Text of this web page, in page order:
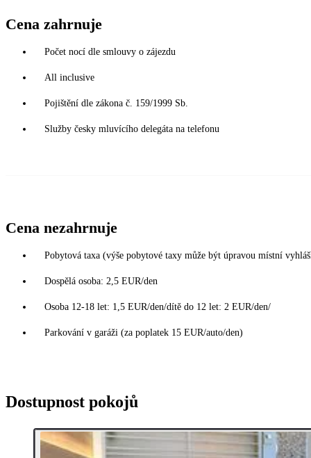
Cena zahrnuje
Počet nocí dle smlouvy o zájezdu
All inclusive
Pojištění dle zákona č. 159/1999 Sb.
Služby česky mluvícího delegáta na telefonu
Cena nezahrnuje
Pobytová taxa (výše pobytové taxy může být úpravou místní
Dospělá osoba: 2,5 EUR/den
Osoba 12-18 let: 1,5 EUR/den/dítě do 12 let: 2 EUR/den/
Parkování v garáži (za poplatek 15 EUR/auto/den)
Dostupnost pokojů